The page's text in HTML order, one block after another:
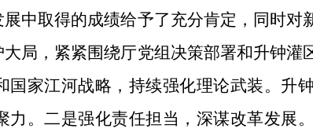
中取得的成绩给予了充分肯定，同时
局，紧紧围绕厅党组决策部署和升钟灌
家江河战略，持续强化理论武装。升
。二是强化责任担当，深谋改革发展